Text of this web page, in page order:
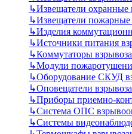
↳Извещатели
↳Извещатели
↳Изделия
↳Источники питания
↳Коммутаторы
↳Модули
↳Оборудование СКУД
↳Оповещатели
↳Приборы приемно-
↳Система ОПС
↳Системы